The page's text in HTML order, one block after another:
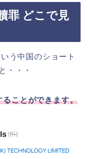
罪 どこで見
う中国のショート
・・・
ことができます。